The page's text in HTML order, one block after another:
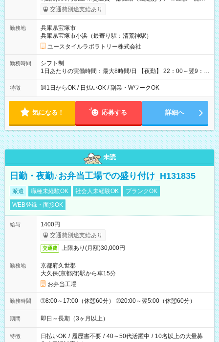
考慮して決定します 【収入例】 週1回勤務の場合：1,830円×8時
間×4回=5万8,560円 週3回勤務の場合：1,830円×8時間×12回
月 ※ 雇用形態と給与に、本採用時と異なる部分があります。 雇
用形態：本採用時と同じです。 給与：時給 1,550円以上
交通費別途支給あり
勤務地
兵庫県宝塚市
兵庫県宝塚市小浜（最寄り駅：清荒神駅）
ユースタイルラボラトリー株式会社
勤務時間
シフト制
1日あたりの実働時間：最大8時間/日 【夜勤】 22：00～翌9：
00 ※週1日～OK ／ 夜勤専従 ＊＊ 勤務時間例 ＊＊ ■22時か
ら翌7時 ■23時から翌8時 ■24時から翌9時 など ※上記の時間
ます。 ※曜日固定（毎週同じ曜日での勤務となります）
特徴 週1日からOK / 日払いOK / 副業・WワークOK
気になる！ 応募する 詳細へ
未読
日勤・夜勤♪お弁当工場での盛り付け_H131835
派遣 職種未経験OK 社会人未経験OK
ブランクOK
WEB登録・面接OK
給与
1400円
交通費別途支給あり
交通費 上限あり(月額)30,000円
勤務地
京都府久世郡
大久保(京都府)駅から車15分
お弁当工場
勤務時間 ➀8:00～17:00（休憩60分） ➁20:00～翌5:00（休憩60分）
期間 即日～長期（3ヶ月以上）
特徴 日払いOK / 履歴書不要 / 40～50代活躍中 / 10名以上の大量募